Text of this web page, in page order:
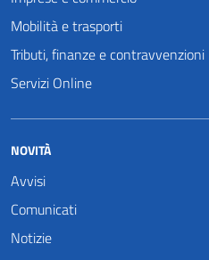
Mobilità e trasporti
Tributi, finanze e contravvenzioni
Servizi Online
NOVITÀ
Avvisi
Comunicati
Notizie